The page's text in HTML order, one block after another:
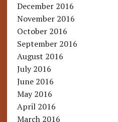
December 2016
November 2016
October 2016
September 2016
August 2016
July 2016
June 2016
May 2016
April 2016
March 2016